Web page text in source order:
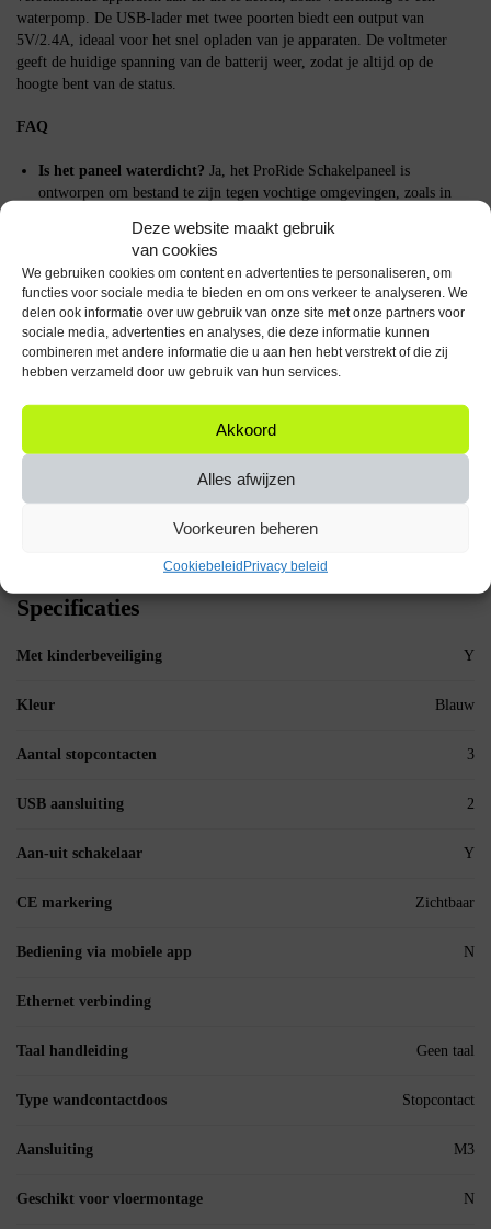
Deze website maakt gebruik
van cookies
We gebruiken cookies om content en advertenties te personaliseren, om
functies voor sociale media te bieden en om ons verkeer te analyseren. We
delen ook informatie over uw gebruik van onze site met onze partners voor
sociale media, advertenties en analyses, die deze informatie kunnen
combineren met andere informatie die u aan hen hebt verstrekt of die zij
hebben verzameld door uw gebruik van hun services.
Akkoord
Alles afwijzen
Voorkeuren beheren
Cookiebeleid Privacy beleid
waterpomp. De USB-lader met twee poorten biedt een output van
5V/2.4A, ideaal voor het snel opladen van je apparaten. De voltmeter
geeft de huidige spanning van de batterij weer, zodat je altijd op de
hoogte bent van de status.
FAQ
Is het paneel waterdicht? Ja, het ProRide Schakelpaneel is
ontworpen om bestand te zijn tegen vochtige omgevingen, zoals in
Kan ik het paneel zelf installeren?Ja, de installatie is eenvoudig en
vereist geen speciale gereedschappen of technische kennis.
Welke apparaten kan ik aansluiten op de schakelaars?Je kunt
verschillende 12V-apparaten aansluiten, zoals verlichting, pompen of
andere accessoires.
Belangrijke specificaties
Aantal schakelaars: 3
ultiem gemak en betrouwbaarheid!
Specificaties
Met kinderbeveiliging Y
Kleur Blauw
Aantal stopcontacten 3
USB aansluiting 2
Aan-uit schakelaar Y
CE markering Zichtbaar
Bediening via mobiele app N
Ethernet verbinding
Taal handleiding Geen taal
Type wandcontactdoos Stopcontact
Aansluiting M3
Geschikt voor vloermontage N